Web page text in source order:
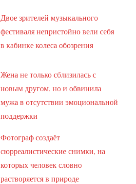
Двое зрителей музыкального
фестиваля непристойно вели себя
в кабинке колеса обозрения
Жена не только сблизилась с
новым другом, но и обвинила
мужа в отсутствии эмоциональной
поддержки
Фотограф создаёт
сюрреалистические снимки, на
которых человек словно
растворяется в природе